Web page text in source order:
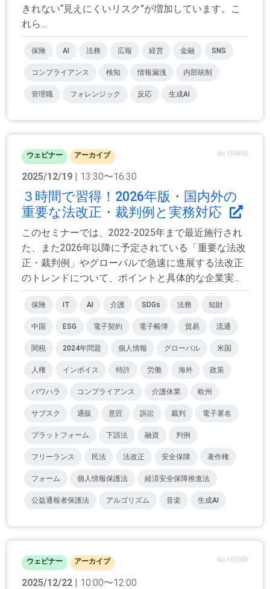
きれない“見えにくいリスク”が増加しています。こ
れら...
保険 AI 法務 広報 経営 金融 SNS
コンプライアンス 検知 情報漏洩 内部統制
管理職 フォレンジック 反応 生成AI
ウェビナー アーカイブ No.154862
2025/12/19 | 13:30〜16:30
３時間で習得！2026年版・国内外の
重要な法改正・裁判例と実務対応
このセミナーでは、2022-2025年まで最近施行され
た、また2026年以降に予定されている「重要な法改
正・裁判例」やグローバルで急速に進展する法改正
のトレンドについて、ポイントと具体的な企業実...
保険 IT AI 介護 SDGs 法務 知財
中国 ESG 電子契約 電子帳簿 貿易 流通
関税 2024年問題 個人情報 グローバル 米国
人権 インボイス 特許 労働 海外 政策
パワハラ コンプライアンス 介護休業 欧州
サブスク 通販 意匠 訴訟 裁判 電子署名
プラットフォーム 下請法 融資 判例
フリーランス 民法 法改正 安全保障 著作権
フォーム 個人情報保護法 経済安全保障推進法
公益通報者保護法 アルゴリズム 音楽 生成AI
ウェビナー アーカイブ No.155009
2025/12/22 | 10:00〜12:00